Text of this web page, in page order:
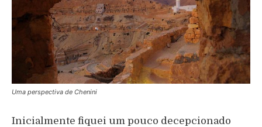
Uma perspectiva de Chenini
Inicialmente fiquei um pouco decepcionado